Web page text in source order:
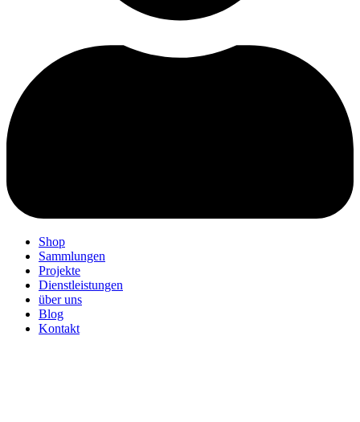
Shop
Sammlungen
Projekte
Dienstleistungen
über uns
Blog
Kontakt